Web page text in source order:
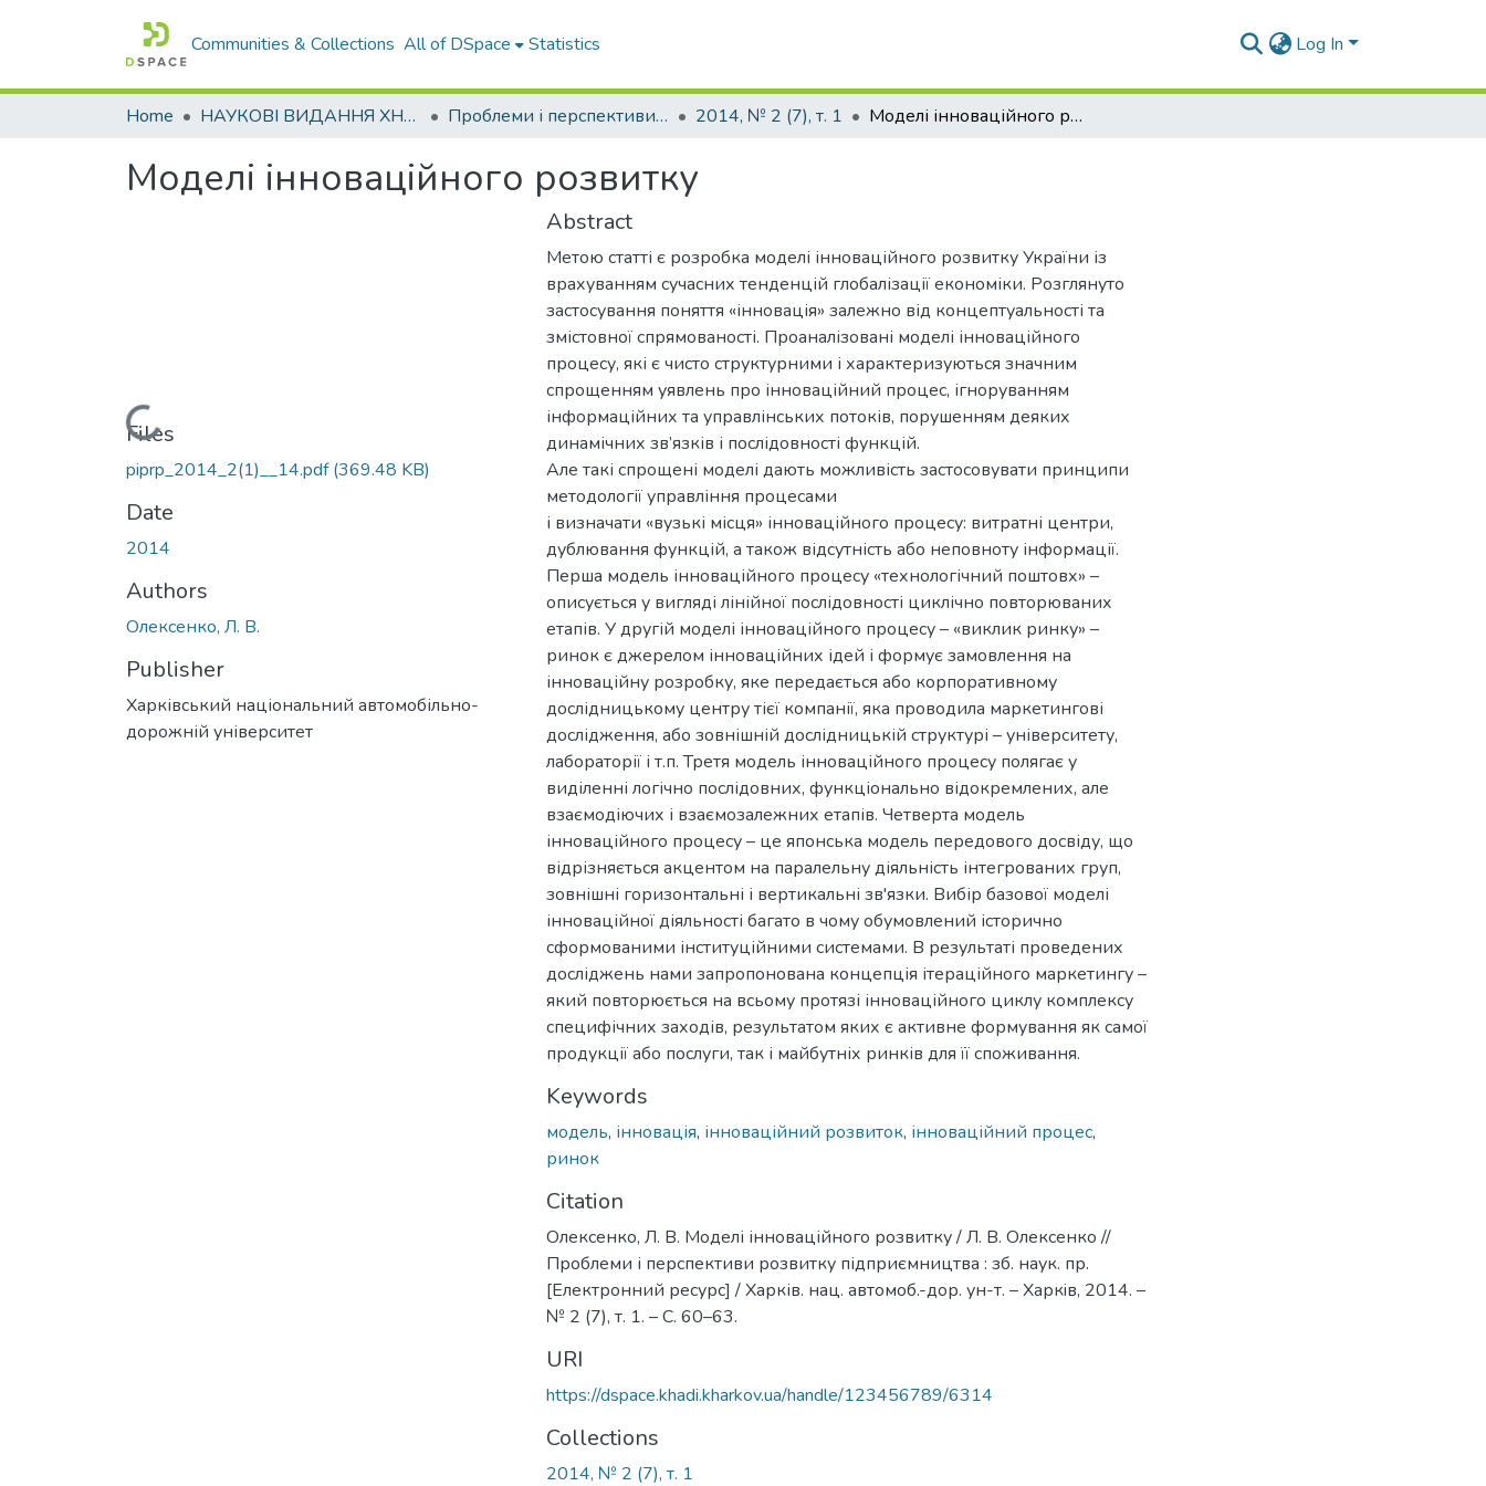
Communities & Collections All of DSpace Statistics Log In
Home НАУКОВІ ВИДАННЯ ХНАДУ Проблеми і перспективи розвитку підприємництва 2014, № 2 (7), т. 1 Моделі інноваційного розвитку
Моделі інноваційного розвитку
Loading...
Files
piprp_2014_2(1)__14.pdf(369.48 KB)
Date
2014
Authors
Олексенко, Л. В.
Publisher
Харківський національний автомобільно-
дорожній університет
Abstract
Метою статті є розробка моделі інноваційного розвитку України із
врахуванням сучасних тенденцій глобалізації економіки. Розглянуто
застосування поняття «інновація» залежно від концептуальності та
змістовної спрямованості. Проаналізовані моделі інноваційного
процесу, які є чисто структурними і характеризуються значним
спрощенням уявлень про інноваційний процес, ігноруванням
інформаційних та управлінських потоків, порушенням деяких
динамічних зв’язків і послідовності функцій.
Але такі спрощені моделі дають можливість застосовувати принципи
методології управління процесами
і визначати «вузькі місця» інноваційного процесу: витратні центри,
дублювання функцій, а також відсутність або неповноту інформації.
Перша модель інноваційного процесу «технологічний поштовх» –
описується у вигляді лінійної послідовності циклічно повторюваних
етапів. У другій моделі інноваційного процесу – «виклик ринку» –
ринок є джерелом інноваційних ідей і формує замовлення на
інноваційну розробку, яке передається або корпоративному
дослідницькому центру тієї компанії, яка проводила маркетингові
дослідження, або зовнішній дослідницькій структурі – університету,
лабораторії і т.п. Третя модель інноваційного процесу полягає у
виділенні логічно послідовних, функціонально відокремлених, але
взаємодіючих і взаємозалежних етапів. Четверта модель
інноваційного процесу – це японська модель передового досвіду, що
відрізняється акцентом на паралельну діяльність інтегрованих груп,
зовнішні горизонтальні і вертикальні зв'язки. Вибір базової моделі
інноваційної діяльності багато в чому обумовлений історично
сформованими інституційними системами. В результаті проведених
досліджень нами запропонована концепція ітераційного маркетингу –
який повторюється на всьому протязі інноваційного циклу комплексу
специфічних заходів, результатом яких є активне формування як самої
продукції або послуги, так і майбутніх ринків для її споживання.
Keywords
модель, інновація, інноваційний розвиток, інноваційний процес,
ринок
Citation
Олексенко, Л. В. Моделі інноваційного розвитку / Л. В. Олексенко //
Проблеми і перспективи розвитку підприємництва : зб. наук. пр.
[Електронний ресурс] / Харків. нац. автомоб.-дор. ун-т. – Харкiв, 2014. –
№ 2 (7), т. 1. – С. 60–63.
URI
https://dspace.khadi.kharkov.ua/handle/123456789/6314
Collections
2014, № 2 (7), т. 1